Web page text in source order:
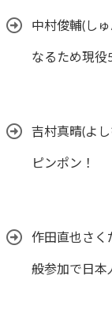
中村俊輔(し
なるため現役
吉村真晴(よ
ピンポン！
作田直也さく
般参加で日本